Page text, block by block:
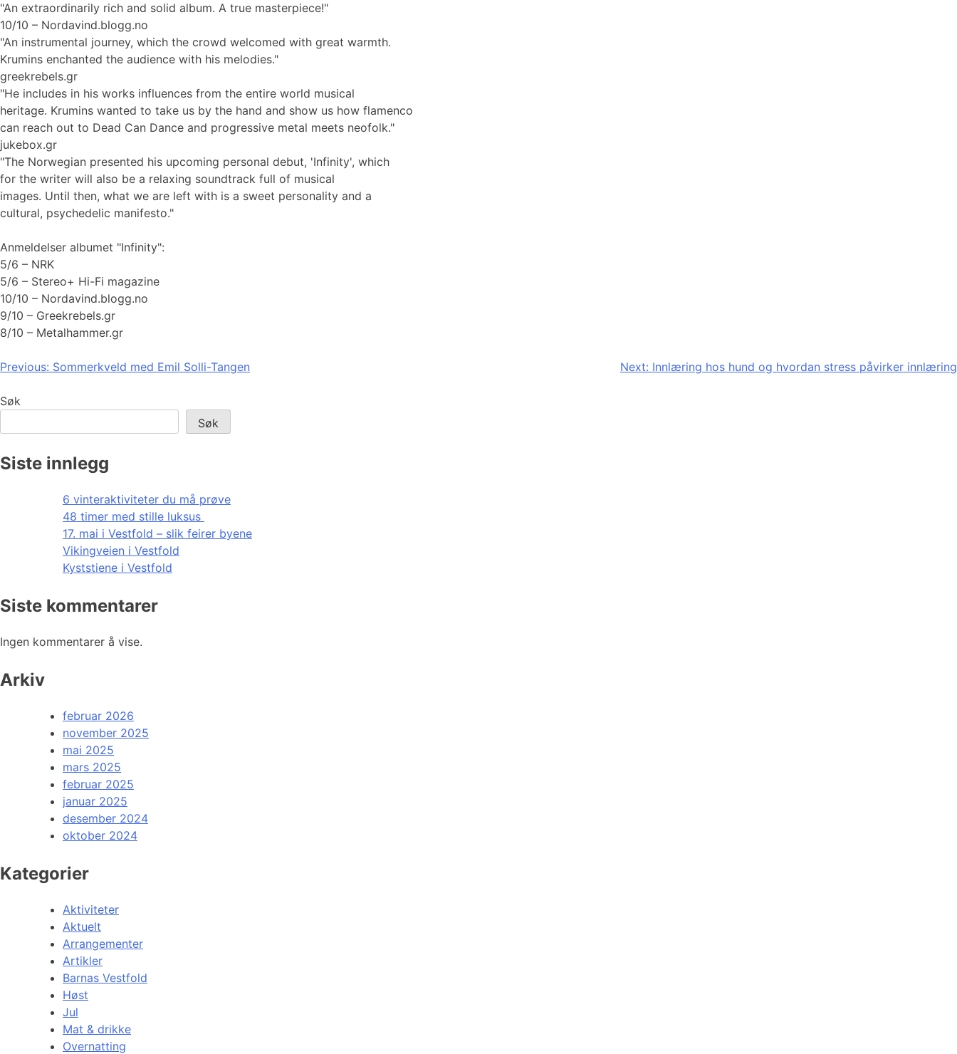
"An extraordinarily rich and solid album. A true masterpiece!"
10/10 – Nordavind.blogg.no
"An instrumental journey, which the crowd welcomed with great warmth.
Krumins enchanted the audience with his melodies."
greekrebels.gr
"He includes in his works influences from the entire world musical
heritage. Krumins wanted to take us by the hand and show us how flamenco
can reach out to Dead Can Dance and progressive metal meets neofolk."
jukebox.gr
"The Norwegian presented his upcoming personal debut, 'Infinity', which
for the writer will also be a relaxing soundtrack full of musical
images. Until then, what we are left with is a sweet personality and a
cultural, psychedelic manifesto."
Anmeldelser albumet "Infinity":
5/6 – NRK
5/6 – Stereo+ Hi-Fi magazine
10/10 – Nordavind.blogg.no
9/10 – Greekrebels.gr
8/10 – Metalhammer.gr
Innleggsnavigasjon
Previous: Sommerkveld med Emil Solli-Tangen Next: Innlæring hos hund og hvordan stress påvirker innlæring
Søk
Søk
Siste innlegg
6 vinteraktiviteter du må prøve
48 timer med stille luksus
17. mai i Vestfold – slik feirer byene
Vikingveien i Vestfold
Kyststiene i Vestfold
Siste kommentarer
Ingen kommentarer å vise.
Arkiv
februar 2026
november 2025
mai 2025
mars 2025
februar 2025
januar 2025
desember 2024
oktober 2024
Kategorier
Aktiviteter
Aktuelt
Arrangementer
Artikler
Barnas Vestfold
Høst
Jul
Mat & drikke
Overnatting